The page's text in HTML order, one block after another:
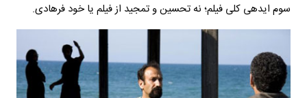
سوم ایده­ی کلی فیلم؛ نه تحسین و تمجید از فیلم یا خود فرهادی.